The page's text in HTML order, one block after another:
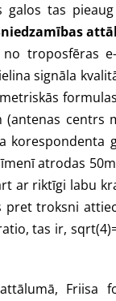
galos tas
troposfēras
signāla
korespondenta
atrodas
ar riktīgi labu
troksni
tas ir,
Friisa